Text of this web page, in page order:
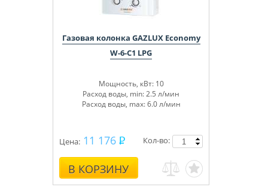
Газовая колонка GAZLUX Economy
W-6-C1 LPG
Мощность, кВт: 10
Расход воды, min: 2.5 л/мин
Расход воды, max: 6.0 л/мин
Цена: 11 176
В КОРЗИНУ
Кол-во: